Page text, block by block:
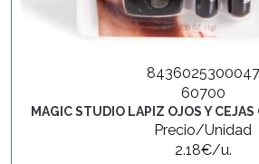
8436025300047
60700
MAGIC STUDIO LAPIZ OJOS Y
Precio/Unidad
2.18€/u.